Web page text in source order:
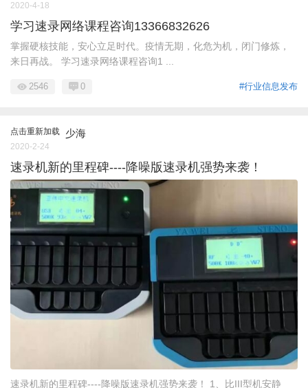
2020-4-18
学习速录网络课程咨询13366832626
掌握硬核技能，安心立足时代。疫情无期，化危为机，闭门修炼，
来日再战。 学习速录网络课程咨询1 ...
#行业信息发布
2546 0
点击重新加载 少海
2020-2-24
速录机新的里程碑----降噪版速录机强势来袭！
速录机新的里程碑----降噪版速录机强势来袭！ 1、比III型机安静